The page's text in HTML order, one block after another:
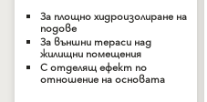
За площно хидроизолиране на
подове
За външни тераси над
жилищни помещения
С отделящ ефект по
отношение на основата